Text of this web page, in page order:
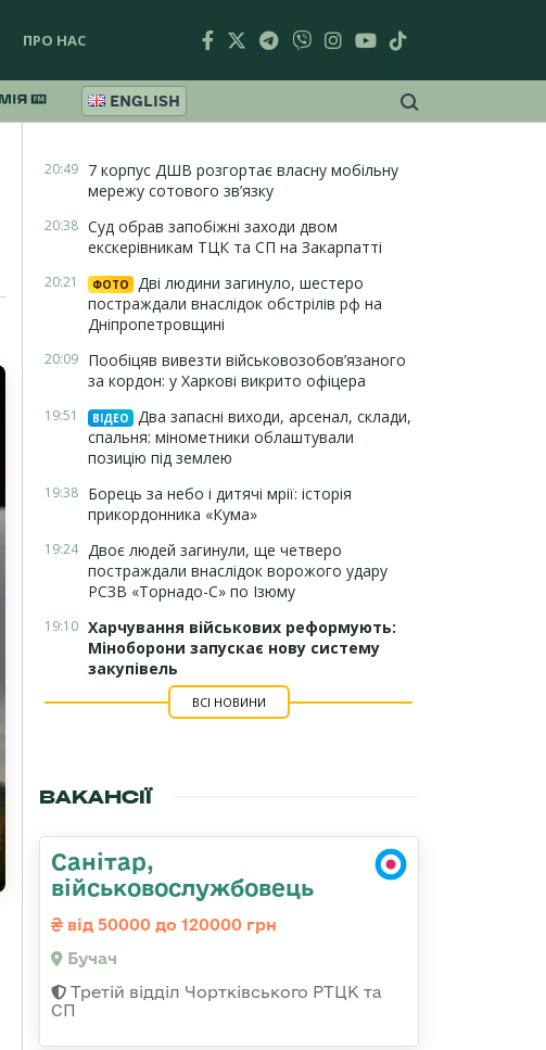
ПРО НАС
ENGLISH
20:49 7 корпус ДШВ розгортає власну мобільну
мережу сотового зв’язку
20:38 Суд обрав запобіжні заходи двом
екскерівникам ТЦК та СП на Закарпатті
20:21 ФОТО
Дві людини загинуло, шестеро
постраждали внаслідок обстрілів рф на
Дніпропетровщині
20:09 Пообіцяв вивезти військовозобов’язаного
за кордон: у Харкові викрито офіцера
19:51 ВІДЕО
Два запасні виходи, арсенал, склади,
спальня: мінометники облаштували
позицію під землею
19:38 Борець за небо і дитячі мрії: історія
прикордонника «Кума»
19:24 Двоє людей загинули, ще четверо
постраждали внаслідок ворожого удару
РСЗВ «Торнадо-С» по Ізюму
19:10 Харчування військових реформують:
Міноборони запускає нову систему
закупівель
ВСІ НОВИНИ
ВАКАНСІЇ
Санітар,
військовослужбовець
від 50000 до 120000 грн
Бучач
Третій відділ Чортківського РТЦК та
СП